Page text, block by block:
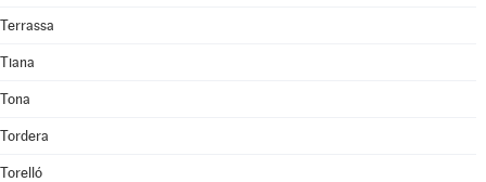
Terrassa
Tiana
Tona
Tordera
Torelló